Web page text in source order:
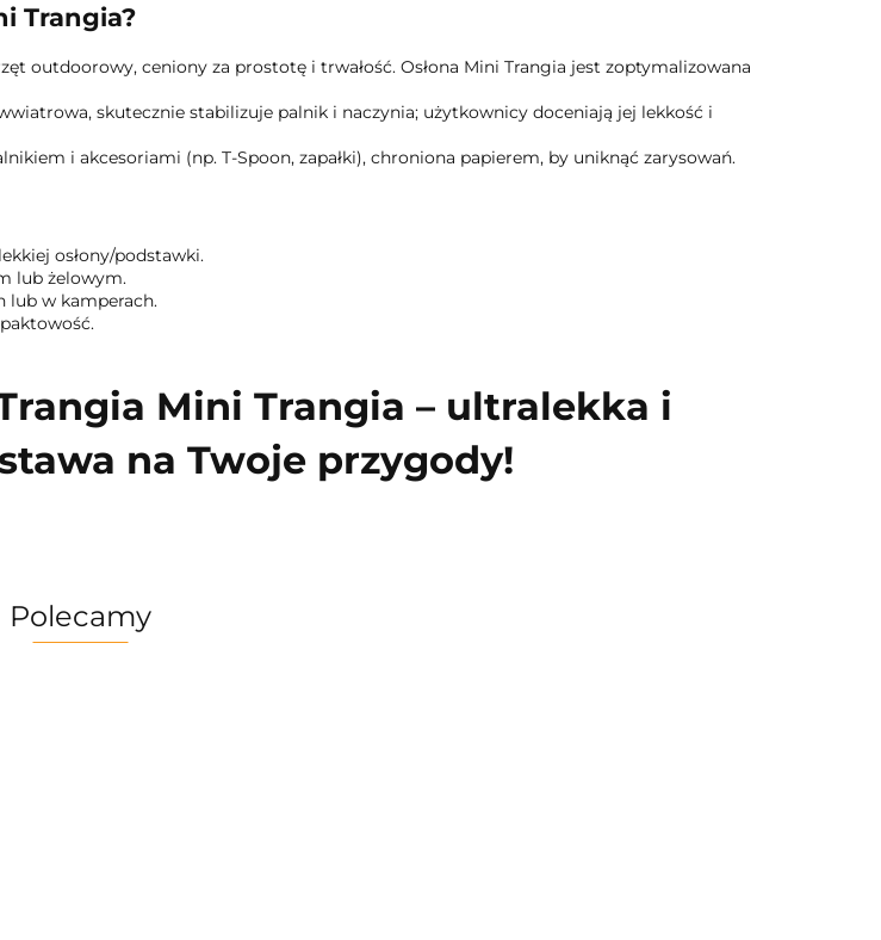
Trangia?
outdoorowy, ceniony za prostotę i trwałość. Osłona Mini Trangia jest zoptymalizowana
skutecznie stabilizuje palnik i naczynia; użytkownicy doceniają jej lekkość i
i akcesoriami (np. T-Spoon, zapałki), chroniona papierem, by uniknąć zarysowań.
osłony/podstawki.
lub żelowym.
lub w kamperach.
Mini Trangia – ultralekka i
na Twoje przygody!
Polecamy